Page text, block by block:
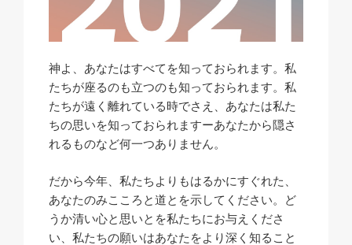
神よ、あなたはすべてを知っておられます。私
たちが座るのも立つのも知っておられます。私
たちが遠く離れている時でさえ、あなたは私た
ちの思いを知っておられますーあなたから隠さ
れるものなど何一つありません。
だから今年、私たちよりもはるかにすぐれた、
あなたのみこころと道とを示してください。ど
うか清い心と思いとを私たちにお与えくださ
い、私たちの願いはあなたをより深く知ること